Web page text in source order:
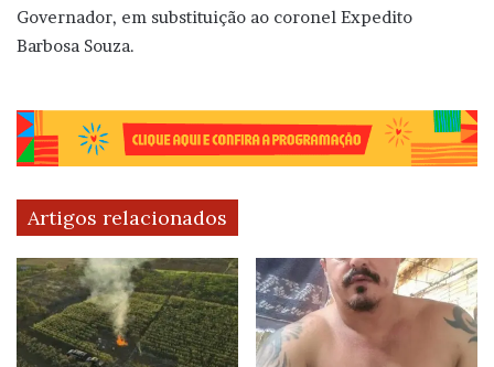
Governador, em substituição ao coronel Expedito
Barbosa Souza.
Artigos relacionados